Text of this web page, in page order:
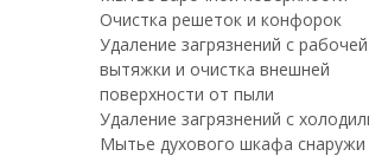
Очистка решеток и конфорок
Удаление загрязнений с
вытяжки и очистка внешней
поверхности от пыли
Удаление загрязнений с
Мытье духового шкафа снаружи